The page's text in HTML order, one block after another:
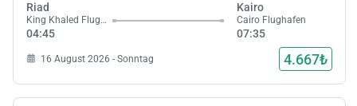
Riad
King Khaled Flughafen
04:45
Kairo
Cairo Flughafen
07:35
16 August 2026 - Sonntag 4.667₺